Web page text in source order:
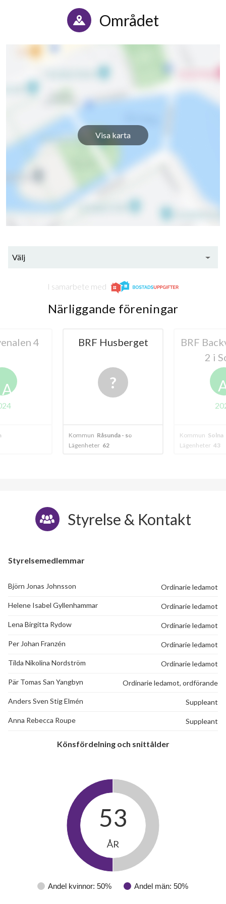
Området
Visa karta
Välj
I samarbete med
Närliggande föreningar
4
A
BRF Husberget
Kommun Råsunda - solna
Lägenheter 62
BRF
2 i
Kommun Solna
Lägenheter 43
Styrelse & Kontakt
Styrelsemedlemmar
Björn Jonas Johnsson Ordinarie ledamot
Helene Isabel Gyllenhammar Ordinarie ledamot
Lena Birgitta Rydow Ordinarie ledamot
Per Johan Franzén Ordinarie ledamot
Tilda Nikolina Nordström Ordinarie ledamot
Pär Tomas San Yangbyn Ordinarie ledamot, ordförande
Anders Sven Stig Elmén Suppleant
Anna Rebecca Roupe Suppleant
Könsfördelning och snittålder
Andel kvinnor: 50% Andel män: 50%
53
ÅR